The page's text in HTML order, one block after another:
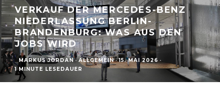
VERKAUF DER MERCEDES-BENZ
NIEDERLASSUNG BERLIN-
BRANDENBURG: WAS AUS DEN
JOBS WIRD
MARKUS JORDAN · ALLGEMEIN · 15. MAI 2026 ·
1 MINUTE LESEDAUER